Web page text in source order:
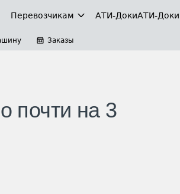
Перевозчикам АТИ-ДокиАТИ-
Заказы
почти на 3